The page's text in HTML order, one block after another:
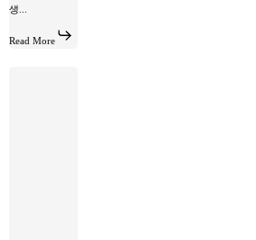
생...
Read More